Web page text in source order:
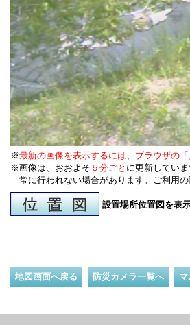
※最新の画像を表示するには、ブラウザの
※画像は、おおよそ ５分ごと に更新してい
常に行われない場合があります。ご利用
設置場所位置図を表示
地図画面へ戻る 防災カメラ一覧へ